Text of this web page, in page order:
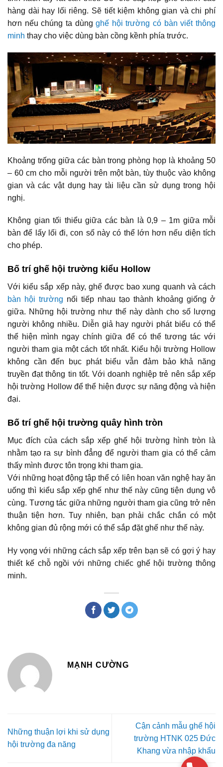
hàng dài hay lối riêng. Sẽ tiết kiệm không gian và chi phí
hơn nếu chúng ta dùngghế hội trường có bàn viết thông
minh thay cho việc dùng bàn cồng kềnh phía trước.
Khoảng trống giữa các bàn trong phòng họp là khoảng 50
– 60 cm cho mỗi người trên một bàn, tùy thuộc vào không
gian và các vật dụng hay tài liệu cần sử dụng trong hội
nghị.
Không gian tối thiểu giữa các bàn là 0,9 – 1m giữa mỗi
bàn để lấy lối đi, con số này có thể lớn hơn nếu diện tích
cho phép.
Bố trí ghế hội trường kiểu Hollow
Với kiểu sắp xếp này, ghế được bao xung quanh và cách
bàn hội trường nối tiếp nhau tạo thành khoảng giống ở
giữa. Những hội trường như thế này dành cho số lượng
người không nhiều. Diễn giả hay người phát biểu có thể
thể hiện mình ngay chính giữa để có thể tương tác với
người tham gia một cách tốt nhất. Kiểu hội trường Hollow
không cần đến bục phát biểu vẫn đảm bảo khả năng
truyền đạt thông tin tốt. Với doanh nghiệp trẻ nên sắp xếp
hội trường Hollow để thể hiện được sự năng động và hiện
đại.
Bố trí ghế hội trường quây hình tròn
Mục đích của cách sắp xếp ghế hội trường hình tròn là
nhằm tạo ra sự bình đẳng để người tham gia có thể cảm
thấy mình được tôn trọng khi tham gia.
Với những hoạt động tập thể có liên hoan văn nghệ hay ăn
uống thì kiểu sắp xếp ghế như thế này cũng tiện dụng vô
cùng. Tương tác giữa những người tham gia cũng trở nên
thuận tiện hơn. Tuy nhiên, bạn phải chắc chắn có một
không gian đủ rộng mới có thể sắp đặt ghế như thế này.
Hy vọng với những cách sắp xếp trên bạn sẽ có gợi ý hay
thiết kế chỗ ngồi với những chiếc ghế hội trường thông
minh.
MẠNH CƯỜNG
Những thuận lợi khi sử dụng
hội trường đa năng
Cận cảnh mẫu ghế hội
trường HTNK 025 Đức
Khang vừa nhập khẩu